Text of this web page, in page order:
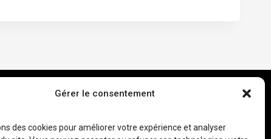
Gérer le consentement
des cookies pour améliorer votre expérience et analyser